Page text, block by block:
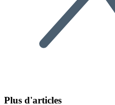
Plus d'articles